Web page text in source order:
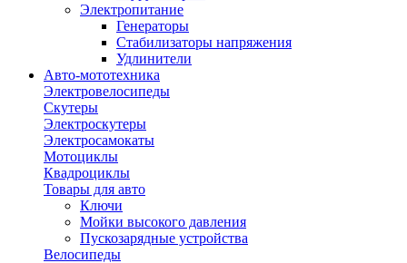
Электропитание
Генераторы
Стабилизаторы напряжения
Удлинители
Авто-мототехника
Электровелосипеды
Скутеры
Электроскутеры
Электросамокаты
Мотоциклы
Квадроциклы
Товары для авто
Ключи
Мойки высокого давления
Пускозарядные устройства
Велосипеды